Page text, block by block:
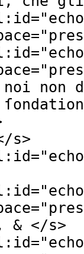
="
="
="
="
non
s>
="
="
="
& </s>
="